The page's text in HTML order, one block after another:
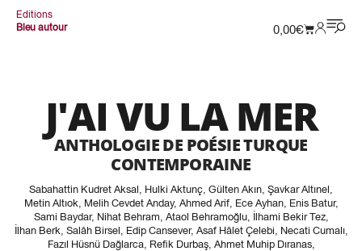
Editions
Bleu autour
0,00€
J'AI VU LA MER
ANTHOLOGIE DE POÉSIE TURQUE
CONTEMPORAINE
Sabahattin Kudret Aksal, Hulki Aktunç, Gülten Akın, Şavkar Altınel,
Metin Altıok, Melih Cevdet Anday, Ahmed Arif, Ece Ayhan, Enis Batur,
Sami Baydar, Nihat Behram, Ataol Behramoğlu, İlhami Bekir Tez,
İlhan Berk, Salâh Birsel, Edip Cansever, Asaf Hâlet Çelebi, Necati Cumalı,
Fazıl Hüsnü Dağlarca, Refik Durbaş, Ahmet Muhip Dıranas,